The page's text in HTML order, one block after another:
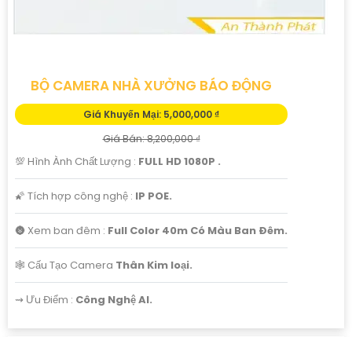
BỘ CAMERA NHÀ XƯỞNG BÁO ĐỘNG
Giá Khuyến Mại: 5,000,000 ₫
Giá Bán: 8,200,000 ₫
💯 Hình Ành Chất Lượng : FULL HD 1080P .
🌠 Tích hợp công nghệ : IP POE.
🌚 Xem ban đêm : Full Color 40m Có Màu Ban Ðêm.
🕸️ Cấu Tạo Camera Thân Kim loại.
️⇝ Ưu Điểm : Công Nghệ AI.